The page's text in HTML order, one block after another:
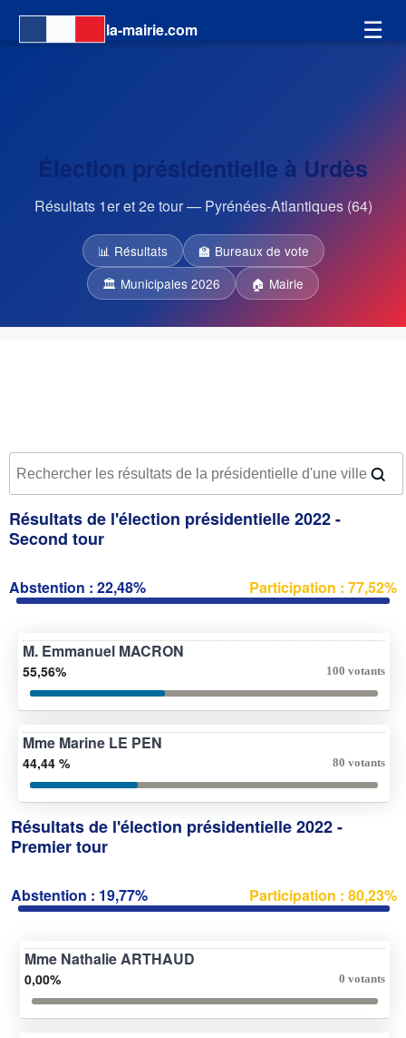
la-mairie.com ☰
Élection présidentielle à Urdès
Résultats 1er et 2e tour — Pyrénées-Atlantiques (64)
📊 Résultats
🏫 Bureaux de vote
🏛 Municipales 2026
🏠 Mairie
Résultats de l'élection présidentielle 2022 -
Second tour
Abstention : 22,48% Participation : 77,52%
M. Emmanuel MACRON
55,56% 100 votants
Mme Marine LE PEN
44,44 % 80 votants
Résultats de l'élection présidentielle 2022 -
Premier tour
Abstention : 19,77% Participation : 80,23%
Mme Nathalie ARTHAUD
0,00% 0 votants